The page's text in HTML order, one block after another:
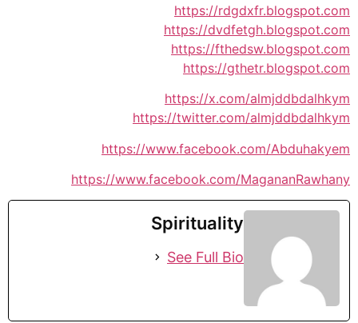
https://rdgdxfr.blogspot.com
https://dvdfetgh.blogspot.com
https://fthedsw.blogspot.com
https://gthetr.blogspot.com
https://x.com/almjddbdalhkym
https://twitter.com/almjddbdalhkym
https://www.facebook.com/Abduhakyem
https://www.facebook.com/MagananRawhany
Spirituality
See Full Bio